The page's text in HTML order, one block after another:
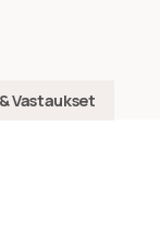
Vastaukset